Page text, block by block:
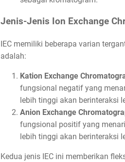
Jenis-Jenis Ion Exchange
IEC memiliki beberapa varian
adalah:
Kation Exchange
fungsional negatif yang
lebih tinggi akan berinteraksi
Anion Exchange
fungsional positif yang
lebih tinggi akan berinteraksi
Kedua jenis IEC ini memberikan